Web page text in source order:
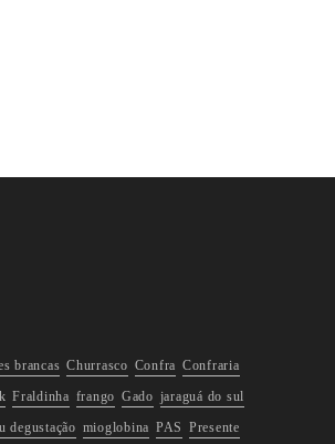
brancas Churrasco Confra Confraria
Fraldinha frango Gado jaraguá do sul
degustação mioglobina PAS Presente